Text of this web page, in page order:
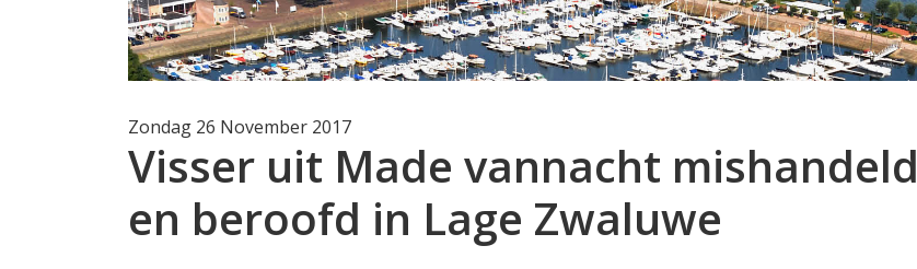
Zondag 26 November 2017
Visser uit Made vannacht mishandeld
en beroofd in Lage Zwaluwe